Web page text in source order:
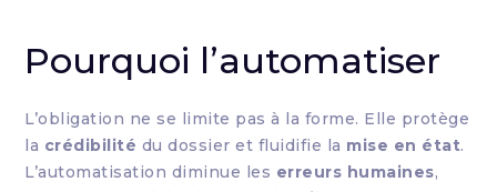
Pourquoi l’automatiser
L’obligation ne se limite pas à la forme. Elle protège
la crédibilité du dossier et fluidifie la mise en état.
L’automatisation diminue les erreurs humaines,